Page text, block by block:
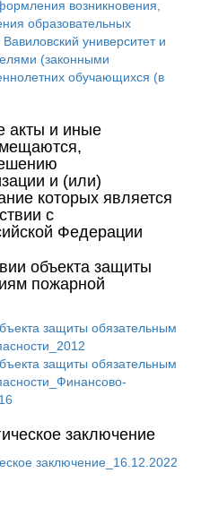
возникновения,
образовательных
университет и
(законными
обучающихся (в
акты и иные
и (или)
которых является
с
Федерации
объекта защиты
пожарной
защиты обязательным
защиты обязательным
заключение
заключение_16.12.2022